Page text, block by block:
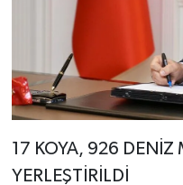
17 KOYA, 926 DENİZ
YERLEŞTİRİLDİ